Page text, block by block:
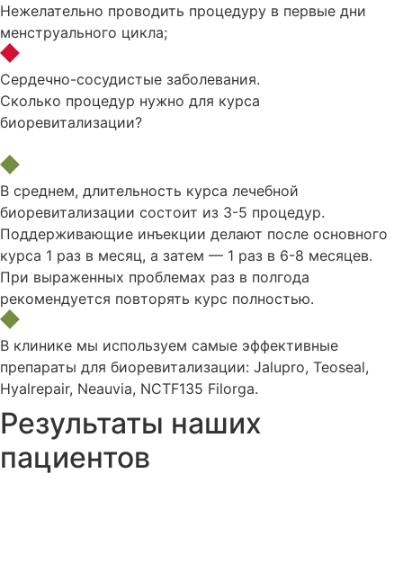
Нежелательно проводить процедуру в первые дни
менструального цикла;
Сердечно-сосудистые заболевания.
Сколько процедур нужно для курса
биоревитализации?
В среднем, длительность курса лечебной
биоревитализации состоит из 3-5 процедур.
Поддерживающие инъекции делают после основного
курса 1 раз в месяц, а затем — 1 раз в 6-8 месяцев.
При выраженных проблемах раз в полгода
рекомендуется повторять курс полностью.
В клинике мы используем самые эффективные
препараты для биоревитализации: Jalupro, Teoseal,
Hyalrepair, Neauvia, NCTF135 Filorga.
Результаты наших
пациентов